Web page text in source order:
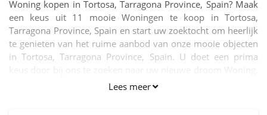
Woning kopen in Tortosa, Tarragona Province, Spain? Maak
een keus uit 11 mooie Woningen te koop in Tortosa,
Tarragona Province, Spain en start uw zoektocht om heerlijk
te genieten van het ruime aanbod van onze mooie objecten
in Tortosa, Tarragona Province, Spain. U doet een prima
keus door bij ons te zoeken naar uw nieuwe droom Woning.
Neemt u rustig de tijd en benader gerust onze makelaars
Lees meer